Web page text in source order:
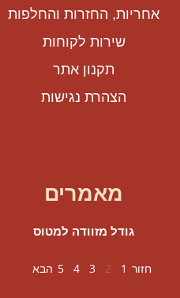
אחריות, החזרות והחלפות
שירות לקוחות
תקנון אתר
הצהרת נגישות
מאמרים
גודל מזוודה למטוס
חזור 1
2
3
4
5 הבא